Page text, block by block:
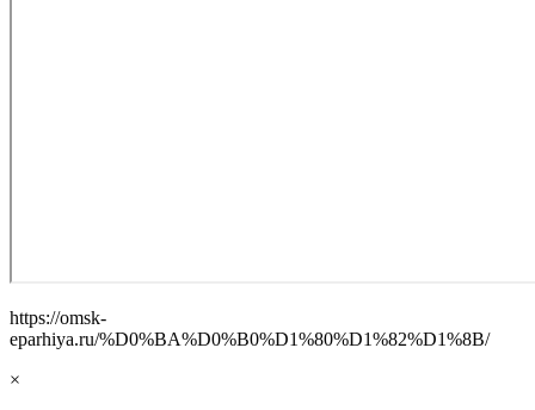
https://omsk-
eparhiya.ru/%D0%BA%D0%B0%D1%80%D1%82%D1%8B/
×